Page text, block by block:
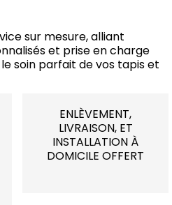
sur mesure, alliant
et prise en charge
soin parfait de vos tapis et
ENLÈVEMENT,
LIVRAISON, ET
INSTALLATION À
DOMICILE OFFERT